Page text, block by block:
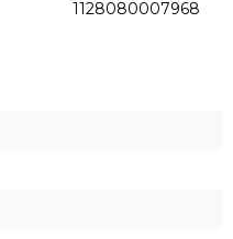
1128080007968